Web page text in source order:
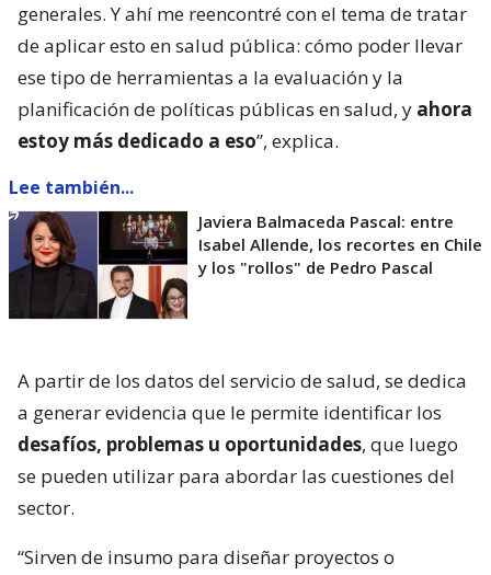
generales. Y ahí me reencontré con el tema de tratar
de aplicar esto en salud pública: cómo poder llevar
ese tipo de herramientas a la evaluación y la
planificación de políticas públicas en salud, y ahora
estoy más dedicado a eso”, explica.
Lee también...
Javiera Balmaceda Pascal: entre
Isabel Allende, los recortes en Chile
y los "rollos" de Pedro Pascal
A partir de los datos del servicio de salud, se dedica
a generar evidencia que le permite identificar los
desafíos, problemas u oportunidades, que luego
se pueden utilizar para abordar las cuestiones del
sector.
“Sirven de insumo para diseñar proyectos o